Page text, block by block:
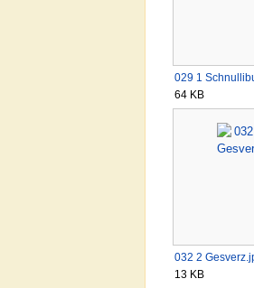
029 1
64 KB
032 2
13 KB